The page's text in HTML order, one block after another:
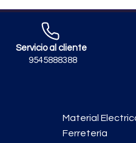
Servicio al cliente
9545888388
Material
Ferretería